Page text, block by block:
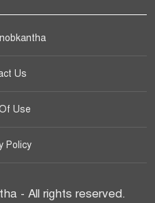
Us
Use
Policy
- All rights reserved.